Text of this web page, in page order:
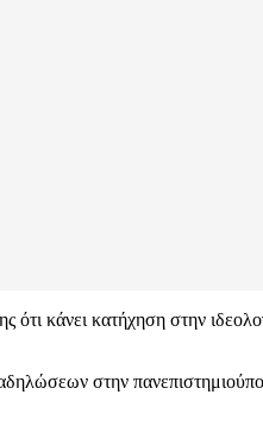
κάνει κατήχηση στην
στην